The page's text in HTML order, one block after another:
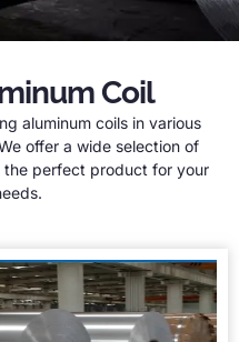
Coil
aluminum coils in various
offer a wide selection of
the perfect product for your
.